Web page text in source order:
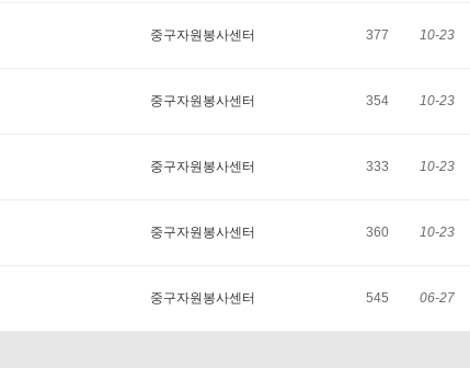
중구자원봉사센터 377 10-23
중구자원봉사센터 354 10-23
중구자원봉사센터 333 10-23
중구자원봉사센터 360 10-23
중구자원봉사센터 545 06-27